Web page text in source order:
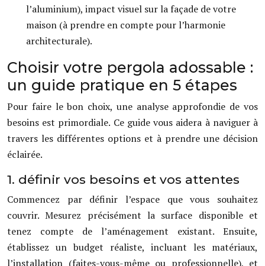
l’aluminium), impact visuel sur la façade de votre
maison (à prendre en compte pour l’harmonie
architecturale).
Choisir votre pergola adossable :
un guide pratique en 5 étapes
Pour faire le bon choix, une analyse approfondie de vos
besoins est primordiale. Ce guide vous aidera à naviguer à
travers les différentes options et à prendre une décision
éclairée.
1. définir vos besoins et vos attentes
Commencez par définir l’espace que vous souhaitez
couvrir. Mesurez précisément la surface disponible et
tenez compte de l’aménagement existant. Ensuite,
établissez un budget réaliste, incluant les matériaux,
l’installation (faites-vous-même ou professionnelle), et